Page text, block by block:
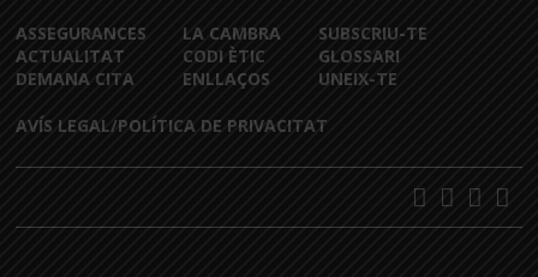
ASSEGURANCES
ACTUALITAT
DEMANA CITA
LA CAMBRA
CODI ÈTIC
ENLLAÇOS
SUBSCRIU-TE
GLOSSARI
UNEIX-TE
AVÍS LEGAL/POLÍTICA DE PRIVACITAT